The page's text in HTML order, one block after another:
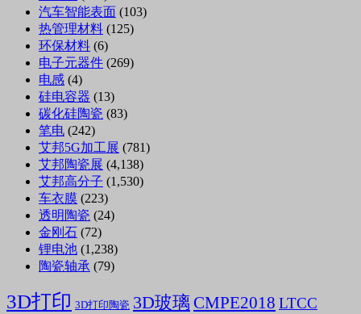
汽车智能表面 (103)
热管理材料 (125)
环保材料 (6)
电子元器件 (269)
电感 (4)
硅电容器 (13)
碳化硅陶瓷 (83)
笔电 (242)
艾邦5G加工展 (781)
艾邦陶瓷展 (4,138)
艾邦高分子 (1,530)
车衣膜 (223)
透明陶瓷 (24)
金刚石 (72)
锂电池 (1,238)
陶瓷轴承 (79)
3D打印 3D打印陶瓷 3D玻璃 CMPE2018 LTCC